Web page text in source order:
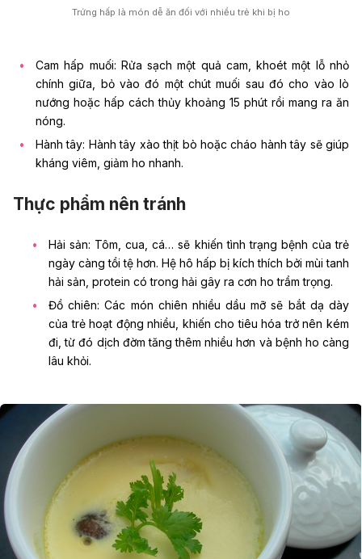
Trứng hấp là món dễ ăn đối với nhiều trẻ khi bị ho
Cam hấp muối: Rửa sạch một quả cam, khoét một lỗ nhỏ
chính giữa, bỏ vào đó một chút muối sau đó cho vào lò
nướng hoặc hấp cách thủy khoảng 15 phút rồi mang ra ăn
nóng.
Hành tây: Hành tây xào thịt bò hoặc cháo hành tây sẽ giúp
kháng viêm, giảm ho nhanh.
Thực phẩm nên tránh
Hải sản: Tôm, cua, cá… sẽ khiến tình trạng bệnh của trẻ
ngày càng tồi tệ hơn. Hệ hô hấp bị kích thích bởi mùi tanh
hải sản, protein có trong hải gây ra cơn ho trầm trọng.
Đồ chiên: Các món chiên nhiều dầu mỡ sẽ bắt dạ dày
của trẻ hoạt động nhiều, khiến cho tiêu hóa trở nên kém
đi, từ đó dịch đờm tăng thêm nhiều hơn và bệnh ho càng
lâu khỏi.